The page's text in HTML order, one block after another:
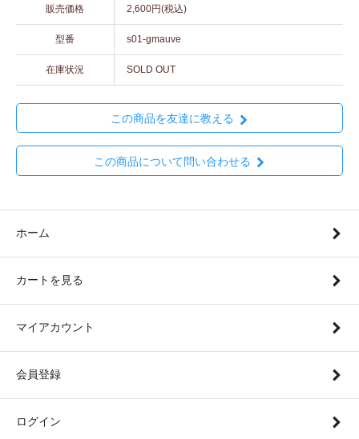
販売価格 2,600円(税込)
型番 s01-gmauve
在庫状況 SOLD OUT
この商品を友達に教える
この商品について問い合わせる
ホーム
カートを見る
マイアカウント
会員登録
ログイン